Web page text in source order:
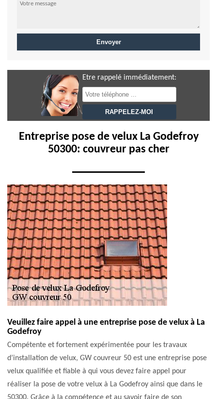
Etre rappelé immédiatement:
Entreprise pose de velux La Godefroy
50300: couvreur pas cher
Veuillez faire appel à une entreprise pose de velux à La
Godefroy
Compétente et fortement expérimentée pour les travaux
d’installation de velux, GW couvreur 50 est une entreprise pose
velux qualifiée et fiable à qui vous devez faire appel pour
réaliser la pose de votre velux à La Godefroy ainsi que dans le